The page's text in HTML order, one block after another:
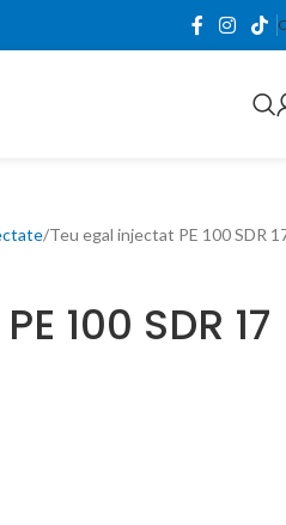
Teu egal injectat PE 100 SDR
100 SDR 17